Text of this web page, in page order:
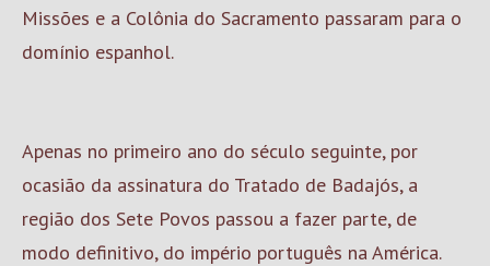
Missões e a Colônia do Sacramento passaram para o
domínio espanhol.
Apenas no primeiro ano do século seguinte, por
ocasião da assinatura do Tratado de Badajós, a
região dos Sete Povos passou a fazer parte, de
modo definitivo, do império português na América.